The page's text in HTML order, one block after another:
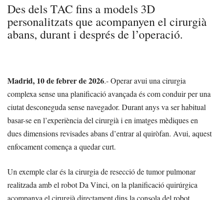
Des dels TAC fins a models 3D
personalitzats que acompanyen el cirurgià
abans, durant i després de l’operació.
Madrid, 10 de febrer de 2026.- Operar avui una cirurgia
complexa sense una planificació avançada és com conduir per una
ciutat desconeguda sense navegador. Durant anys va ser habitual
basar-se en l’experiència del cirurgià i en imatges mèdiques en
dues dimensions revisades abans d’entrar al quiròfan. Avui, aquest
enfocament comença a quedar curt.
Un exemple clar és la cirurgia de resecció de tumor pulmonar
realitzada amb el robot Da Vinci, on la planificació quirúrgica
acompanya el cirurgià directament dins la consola del robot,